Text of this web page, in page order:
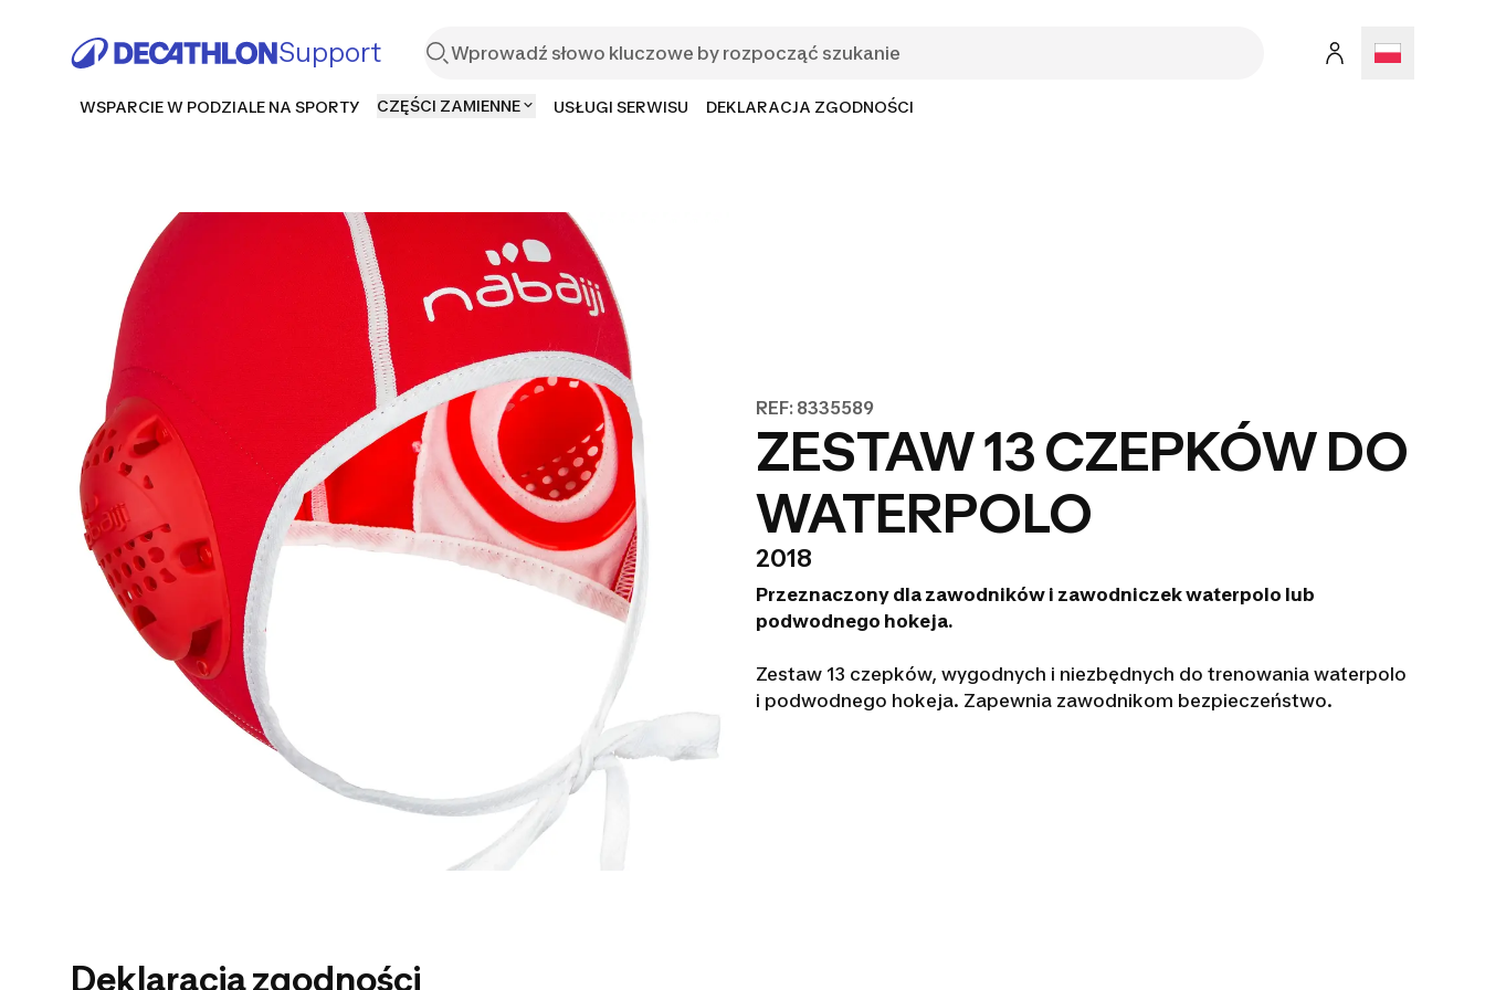
Support
WSPARCIE W PODZIALE NA SPORTY CZĘŚCI ZAMIENNE USŁUGI SERWISU DEKLARACJA ZGODNOŚCI
REF: 8335589
ZESTAW 13 CZEPKÓW DO
WATERPOLO
2018
Przeznaczony dla zawodników i zawodniczek waterpolo lub
podwodnego hokeja.
Zestaw 13 czepków, wygodnych i niezbędnych do trenowania waterpolo
i podwodnego hokeja. Zapewnia zawodnikom bezpieczeństwo.
Deklaracja zgodności